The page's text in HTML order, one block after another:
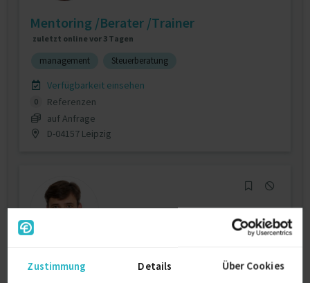
Zustimmung Details Über Cookies
Mentoring /Berater /Trainer
zuletzt online vor 3 Tagen
management Steuerberatung
Verfügbarkeit einsehen
0
Referenzen
auf Anfrage
D-04157 Leipzig
Konstruktion / Projektbetreuung